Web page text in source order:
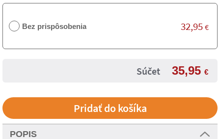
Bez prispôsobenia 32,95 €
Súčet 35,95 €
POPIS